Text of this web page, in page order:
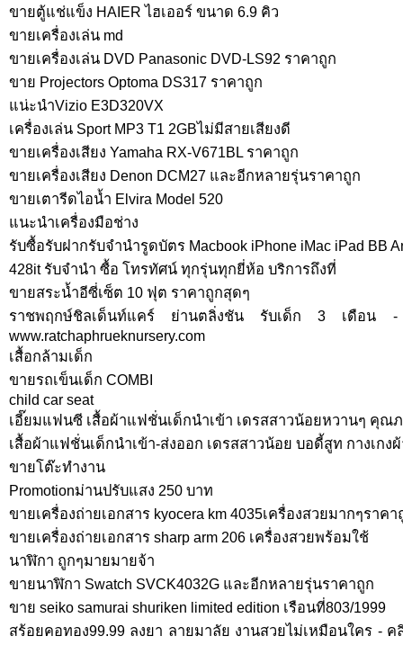
ขายตู้แช่แข็ง HAIER ไฮเออร์ ขนาด 6.9 คิว
ขายเครื่องเล่น md
ขายเครื่องเล่น DVD Panasonic DVD-LS92 ราคาถูก
ขาย Projectors Optoma DS317 ราคาถูก
แน่ะนำVizio E3D320VX
เครื่องเล่น Sport MP3 T1 2GBไม่มีสายเสียงดี
ขายเครื่องเสียง Yamaha RX-V671BL ราคาถูก
ขายเครื่องเสียง Denon DCM27 และอีกหลายรุ่นราคาถูก
ขายเตารีดไอน้ำ Elvira Model 520
แนะนำเครื่องมือช่าง
รับซื้อรับฝากรับจำนำรูดบัตร Macbook iPhone iMac iPad BB
428it รับจำนำ ซื้อ โทรทัศน์ ทุกรุ่นทุกยี่ห้อ บริการถึงที่
ขายสระน้ำอีซี่เซ็ต 10 ฟุต ราคาถูกสุดๆ
ราชพฤกษ์ชิลเด็นท์แคร์ ย่านตลิ่งชัน รับเด็ก 3 เดือน
www.ratchaphrueknursery.com
เสื้อกล้ามเด็ก
ขายรถเข็นเด็ก COMBI
child car seat
เอี๊ยมแฟนซี เสื้อผ้าแฟชั่นเด็กนำเข้า เดรสสาวน้อยหวานๆ คุณ
เสื้อผ้าแฟชั่นเด็กนำเข้า-ส่งออก เดรสสาวน้อย บอดี้สูท กางเกง
ขายโต๊ะทำงาน
Promotionม่านปรับแสง 250 บาท
ขายเครื่องถ่ายเอกสาร kyocera km 4035เครื่องสวยมากๆราคา
ขายเครื่องถ่ายเอกสาร sharp arm 206 เครื่องสวยพร้อมใช้
นาฬิกา ถูกๆมายมายจ้า
ขายนาฬิกา Swatch SVCK4032G และอีกหลายรุ่นราคาถูก
ขาย seiko samurai shuriken limited edition เรือนที่803/1999
สร้อยคอทอง99.99 ลงยา ลายมาลัย งานสวยไม่เหมือนใคร -